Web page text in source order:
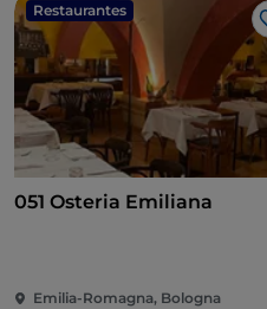
Restaurantes
051 Osteria Emiliana
Emilia-Romagna, Bologna